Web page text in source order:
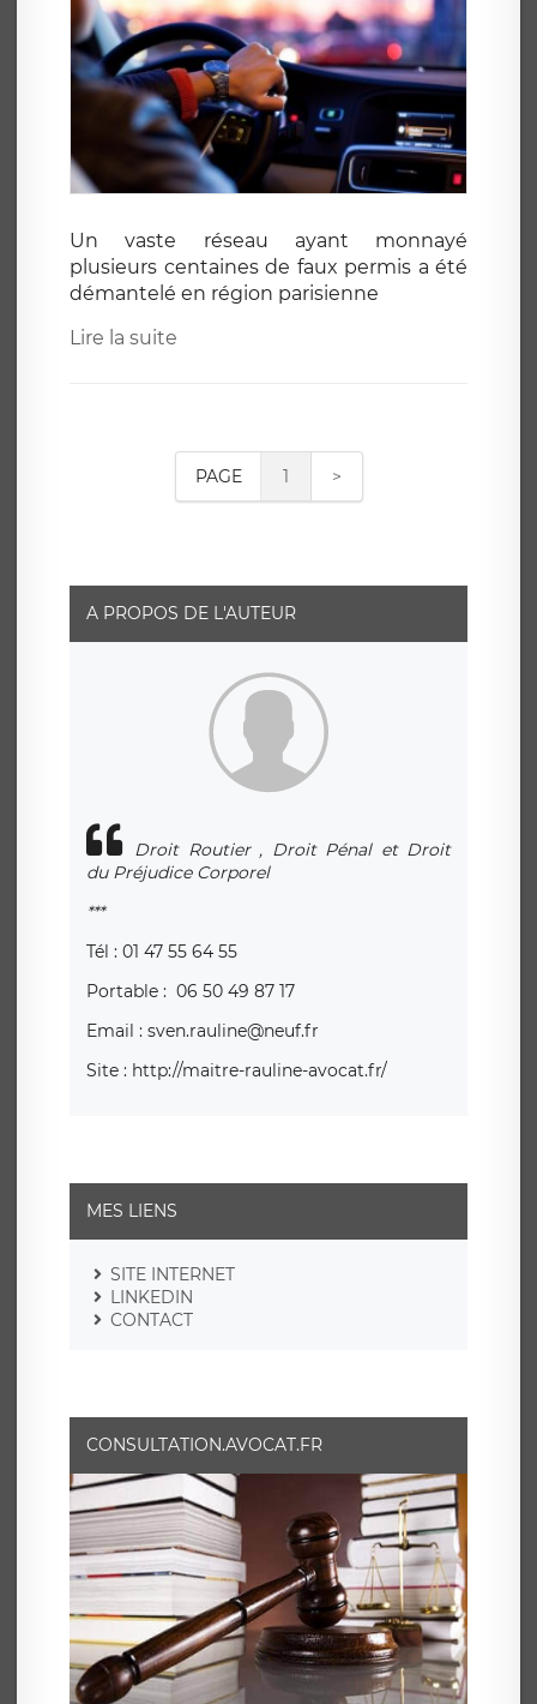
Un vaste réseau ayant monnayé
plusieurs centaines de faux permis a été
démantelé en région parisienne
Lire la suite
PAGE 1 >
A PROPOS DE L'AUTEUR
Droit Routier , Droit Pénal et Droit
du Préjudice Corporel
***
Tél : 01 47 55 64 55
Portable : 06 50 49 87 17
Email : sven.rauline@neuf.fr
Site : http://maitre-rauline-avocat.fr/
MES LIENS
SITE INTERNET
LINKEDIN
CONTACT
CONSULTATION.AVOCAT.FR